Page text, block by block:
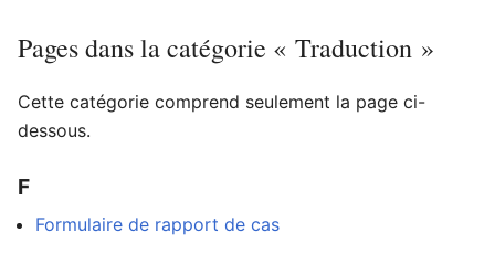
Pages dans la catégorie « Traduction »
Cette catégorie comprend seulement la page ci-
dessous.
F
Formulaire de rapport de cas